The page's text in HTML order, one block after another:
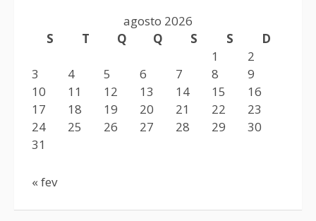
agosto 2026
S
T Q Q S S
D
1
2
3
4 5 6 7 8
9
10
11 12 13 14 15
16
17
18 19 20 21 22
23
24
25 26 27 28 29
30
31
« fev